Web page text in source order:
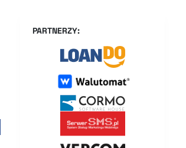
PARTNERZY: